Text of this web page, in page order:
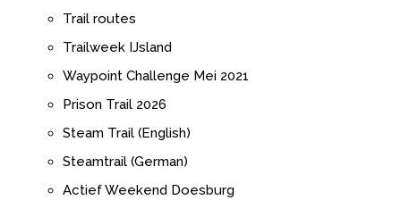
Trail routes
Trailweek IJsland
Waypoint Challenge Mei 2021
Prison Trail 2026
Steam Trail (English)
Steamtrail (German)
Actief Weekend Doesburg